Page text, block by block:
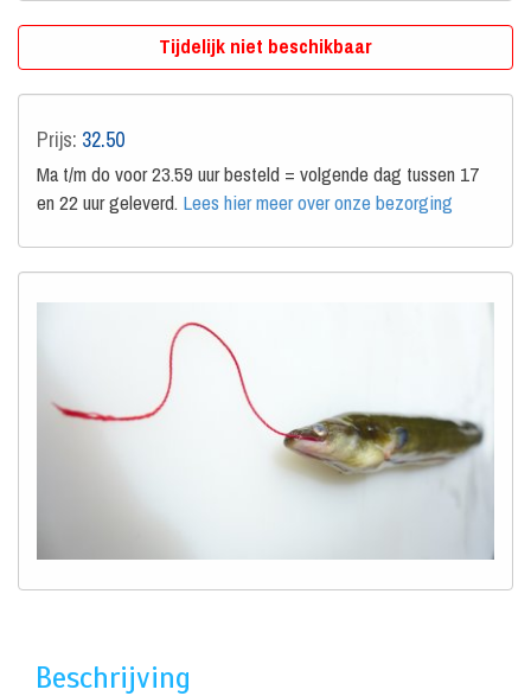
Tijdelijk niet beschikbaar
Prijs: 32.50
Ma t/m do voor 23.59 uur besteld = volgende dag tussen 17
en 22 uur geleverd. Lees hier meer over onze bezorging
Beschrijving